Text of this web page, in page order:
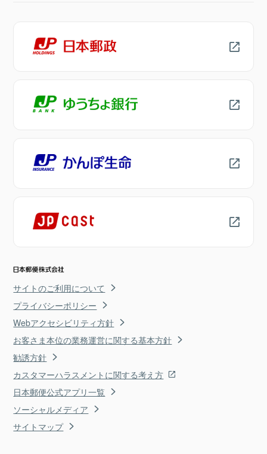
サイトのご利用について
プライバシーポリシー
Webアクセシビリティ方針
お客さま本位の業務運営に関する基本方針
勧誘方針
カスタマーハラスメントに関する考え方
日本郵便公式アプリ一覧
ソーシャルメディア
サイトマップ